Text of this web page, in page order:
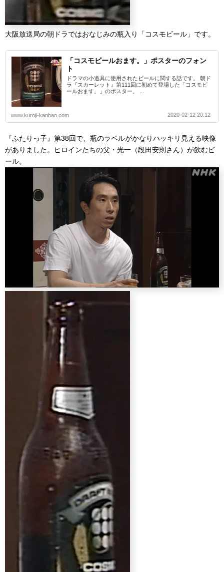
大阪放送局の朝ドラではおなじみの瓶入り「コスモビール」です。
「コスモビールおます。」ポスターのフォン
ト
ドラマの小道具に使用されたビールに関する話です。 朝ド
ラ『スカーレット』第111回に初めて登場した「コスモビ
ールおます。」のポスター。 ...
www.kuroji-kanban.com 2020-02-12 20:12
『ふたりっ子』第38回で、瓶のラベルがかなりハッキリ見える映像
がありました。ヒロインたちの父・光一（段田安則さん）が飲むビ
ール。